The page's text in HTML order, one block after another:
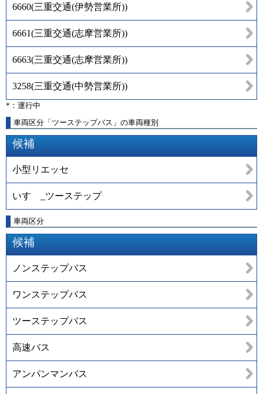
6660(三重交通(伊勢営業所))
6661(三重交通(志摩営業所))
6663(三重交通(志摩営業所))
3258(三重交通(中勢営業所))
*：運行中
車両区分「ツーステップバス」の車両種別
候補
小型リエッセ
いすゞ_ツーステップ
車両区分
候補
ノンステップバス
ワンステップバス
ツーステップバス
高速バス
アンパンマンバス